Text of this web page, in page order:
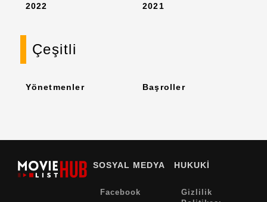
2022 2021
Çeşitli
Yönetmenler Başroller
SOSYAL MEDYA
Facebook
HUKUKİ
Gizlilik